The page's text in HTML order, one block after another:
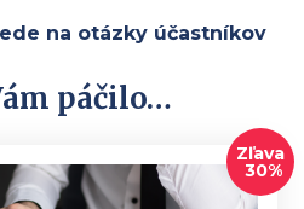
na otázky účastníkov
páčilo…
Zľava
30%